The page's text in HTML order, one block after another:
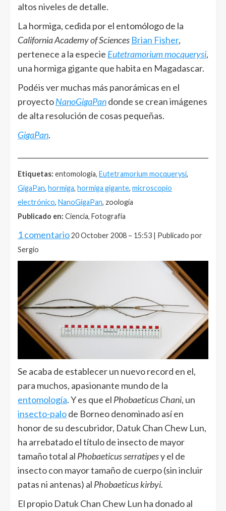
altos niveles de detalle.
La hormiga, cedida por el entomólogo de la
California Academy of Sciences Brian Fisher,
pertenece a la especie Eutetramorium mocquerysi,
una hormiga gigante que habita en Magadascar.
Podéis ver muchas más panorámicas en el
proyectoNanoGigaPandonde se crean imágenes
de alta resolución de cosas pequeñas.
GigaPan.
Etiquetas: entomología, Eutetramorium mocquerysi,
GigaPan, hormiga, hormiga gigante, microscopio
electrónico, NanoGigaPan, zoología
Publicado en: Ciencia, Fotografía
1 comentario20 October 2008 – 15:53 | Publicado por
Sergio
Se acaba de establecer un nuevo record en el,
para muchos, apasionante mundo de la
entomología. Y es que el Phobaeticus Chani, un
insecto-palode Borneo denominado así en
honor de su descubridor, Datuk Chan Chew Lun,
ha arrebatado el título de insecto de mayor
tamaño total al Phobaeticus serratipesy el de
insecto con mayor tamaño de cuerpo (sin incluir
patas ni antenas) al Phobaeticus kirbyi.
El propio Datuk Chan Chew Lun ha donado al